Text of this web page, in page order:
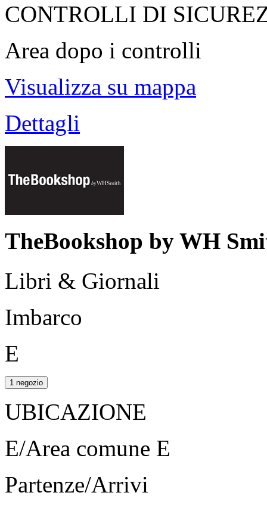
CONTROLLI DI
Area dopo i controlli
Visualizza su mappa
Dettagli
TheBookshop by WH
Libri & Giornali
Imbarco
E
1 negozio
UBICAZIONE
E/Area comune E
Partenze/Arrivi